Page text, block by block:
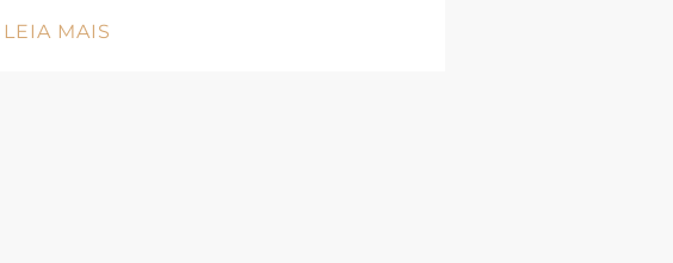
LEIA MAIS